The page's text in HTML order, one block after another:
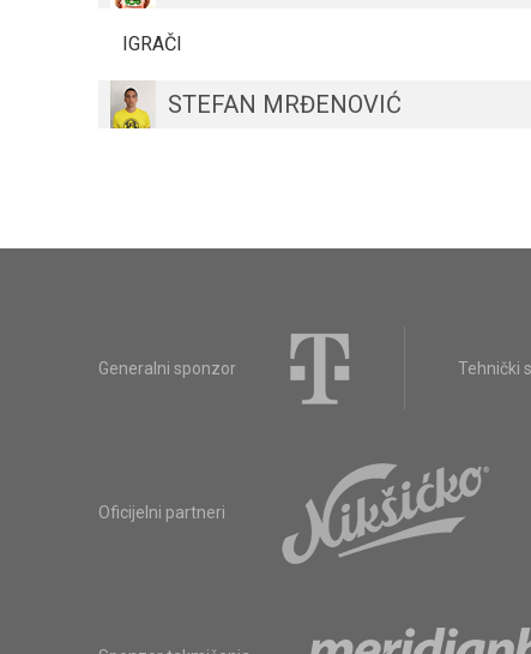
IGRAČI
STEFAN MRĐENOVIĆ
Generalni sponzor Tehnički
Oficijelni partneri